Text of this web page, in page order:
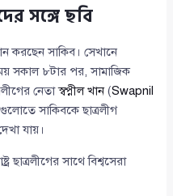
সঙ্গে ছবি
করছেন সাকিব। সেখানে
সকাল ৮টার পর, সামাজিক
নেতাস্বপ্নীল খান(Swapnil
সাকিবকে ছাত্রলীগ
যায়।
ছাত্রলীগের সাথে বিশ্বসেরা